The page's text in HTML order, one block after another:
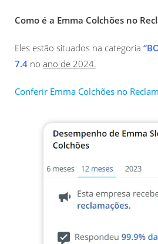
Como é a Emma Colchões no
Eles estão situados na categoria
7.4 no ano de 2024.
Conferir Emma Colchões no